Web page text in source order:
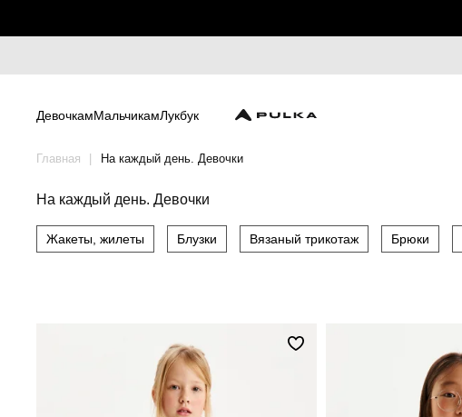
ДевочкамМальчикамЛукбук
Главная На каждый день. Девочки
На каждый день. Девочки
Жакеты, жилеты Блузки Вязаный трикотаж Брюки